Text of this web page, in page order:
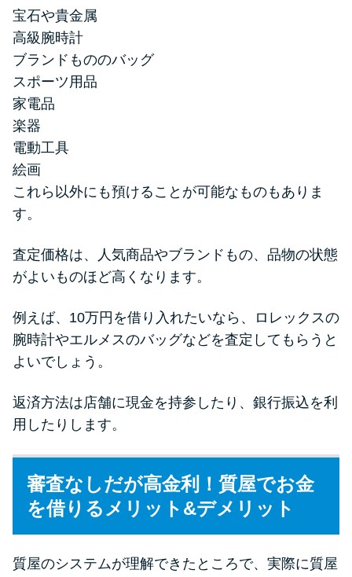
宝石や貴金属
高級腕時計
ブランドもののバッグ
スポーツ用品
家電品
楽器
電動工具
絵画
これら以外にも預けることが可能なものもありま
す。
査定価格は、人気商品やブランドもの、品物の状態
がよいものほど高くなります。
例えば、10万円を借り入れたいなら、ロレックスの
腕時計やエルメスのバッグなどを査定してもらうと
よいでしょう。
返済方法は店舗に現金を持参したり、銀行振込を利
用したりします。
審査なしだが高金利！質屋でお金
を借りるメリット&デメリット
質屋のシステムが理解できたところで、実際に質屋